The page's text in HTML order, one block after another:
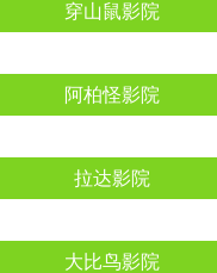
穿山鼠影院
阿柏怪影院
拉达影院
大比鸟影院